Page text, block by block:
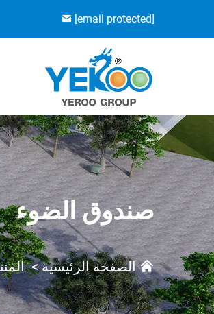
[email protected]
صندوق الضوء
الصفحة الرئيسية>